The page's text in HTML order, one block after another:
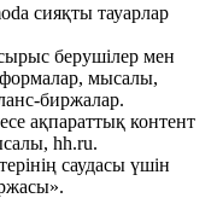
сияқты тауарлар
берушілер мен
мысалы,
биржалар.
ақпараттық контент
hh.ru.
саудасы үшін